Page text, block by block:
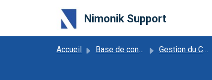
Nimonik Support
Accueil Base de connaissances Gestion du Compte